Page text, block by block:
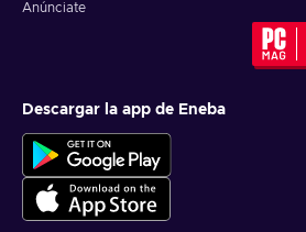
Anúnciate
Descargar la app de Eneba